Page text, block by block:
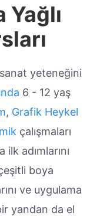
yeteneğini
6 - 12 yaş
, Grafik Heykel
çalışmaları
adımlarını
boya
ve uygulama
yandan da el